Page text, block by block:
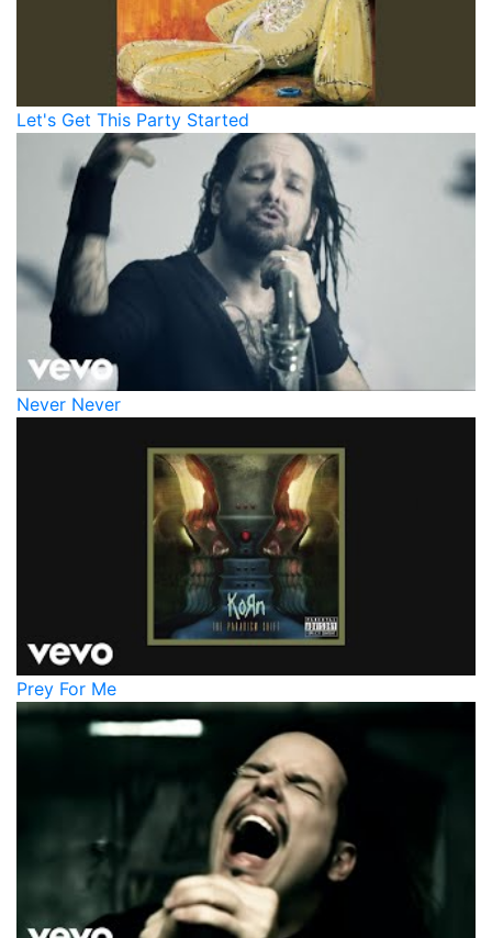
Let's Get This Party Started
Never Never
Prey For Me